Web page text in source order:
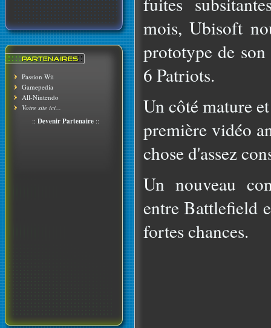
Passion Wii
Gamepedia
All-Nintendo
Votre site ici...
:: Devenir Partenaire ::
mois, Ubisoft
prototype de
6 Patriots.
Un côté mature
première vidéo
chose d'assez
Un nouveau
entre Battlefield
fortes chances.